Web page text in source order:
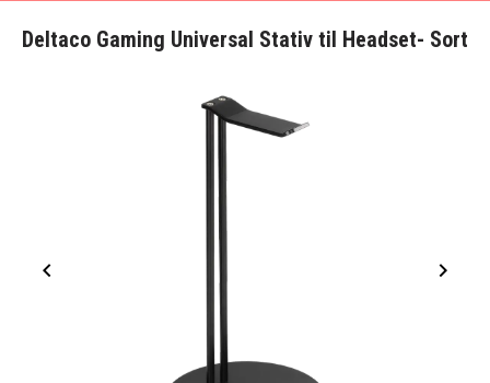
Deltaco Gaming Universal Stativ til Headset- Sort